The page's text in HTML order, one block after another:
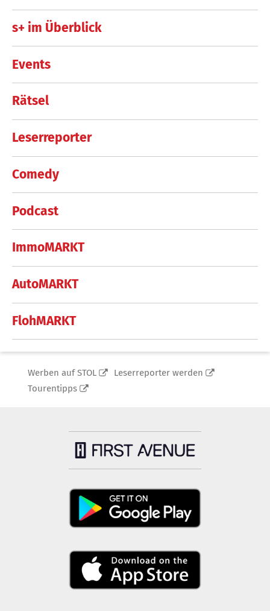
s+ im Überblick
Events
Rätsel
Leserreporter
Comedy
Podcast
ImmoMARKT
AutoMARKT
FlohMARKT
Werben auf STOL
Leserreporter werden
Tourentipps